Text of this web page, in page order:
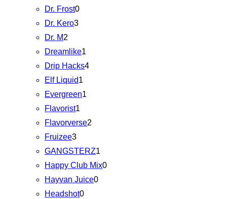
Dr. Frost0
Dr. Kero3
Dr. M2
Dreamlike1
Drip Hacks4
Elf Liquid1
Evergreen1
Flavorist1
Flavorverse2
Fruizee3
GANGSTERZ1
Happy Club Mix0
Hayvan Juice0
Headshot0